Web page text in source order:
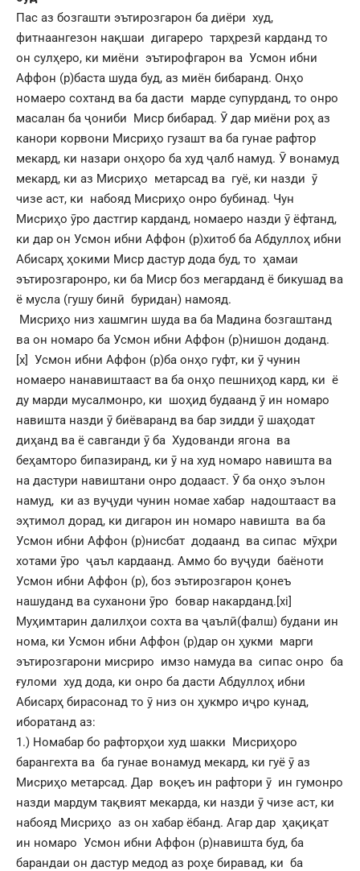
Пас аз бозгашти эътирозгарон ба диёри худ,
фитнаангезон нақшаи дигареро тарҳрезӣ карданд то
он сулҳеро, ки миёни эътирофгарон ва Усмон ибни
Аффон (р)баста шуда буд, аз миён бибаранд. Онҳо
номаеро сохтанд ва ба дасти марде супурданд, то онро
масалан ба ҷониби Миср бибарад. Ӯ дар миёни роҳ аз
канори корвони Мисриҳо гузашт ва ба гунае рафтор
мекард, ки назари онҳоро ба худ ҷалб намуд. Ӯ вонамуд
мекард, ки аз Мисриҳо метарсад ва гуё, ки назди ӯ
чизе аст, ки набояд Мисриҳо онро бубинад. Чун
Мисриҳо ӯро дастгир карданд, номаеро назди ӯ ёфтанд,
ки дар он Усмон ибни Аффон (р)хитоб ба Абдуллоҳ ибни
Абисарҳ ҳокими Миср дастур дода буд, то ҳамаи
эътирозгаронро, ки ба Миср боз мегарданд ё бикушад ва
ё мусла (гушу бинӣ буридан) намояд.
Мисриҳо низ хашмгин шуда ва ба Мадина бозгаштанд
ва он номаро ба Усмон ибни Аффон (р)нишон доданд.
[x] Усмон ибни Аффон (р)ба онҳо гуфт, ки ӯ чунин
номаеро нанавиштааст ва ба онҳо пешниҳод кард, ки ё
ду марди мусалмонро, ки шоҳид будаанд ӯ ин номаро
навишта назди ӯ биёваранд ва бар зидди ӯ шаҳодат
диҳанд ва ё савганди ӯ ба Худованди ягона ва
беҳамторо бипазиранд, ки ӯ на худ номаро навишта ва
на дастури навиштани онро додааст. Ӯ ба онҳо эълон
намуд, ки аз вуҷуди чунин номае хабар надоштааст ва
эҳтимол дорад, ки дигарон ин номаро навишта ва ба
Усмон ибни Аффон (р)нисбат додаанд ва сипас мӯҳри
хотами ӯро ҷаъл кардаанд. Аммо бо вуҷуди баёноти
Усмон ибни Аффон (р), боз эътирозгарон қонеъ
нашуданд ва суханони ӯро бовар накарданд.[xi]
Муҳимтарин далилҳои сохта ва ҷаълӣ(фалш) будани ин
нома, ки Усмон ибни Аффон (р)дар он ҳукми марги
эътирозгарони мисриро имзо намуда ва сипас онро ба
ғуломи худ дода, ки онро ба дасти Абдуллоҳ ибни
Абисарҳ бирасонад то ӯ низ он ҳукмро иҷро кунад,
иборатанд аз:
1.) Номабар бо рафторҳои худ шакки Мисриҳоро
барангехта ва ба гунае вонамуд мекард, ки гуё ӯ аз
Мисриҳо метарсад. Дар воқеъ ин рафтори ӯ ин гумонро
назди мардум тақвият мекарда, ки назди ӯ чизе аст, ки
набояд Мисриҳо аз он хабар ёбанд. Агар дар ҳақиқат
ин номаро Усмон ибни Аффон (р)навишта буд, ба
барандаи он дастур медод аз роҳе биравад, ки ба